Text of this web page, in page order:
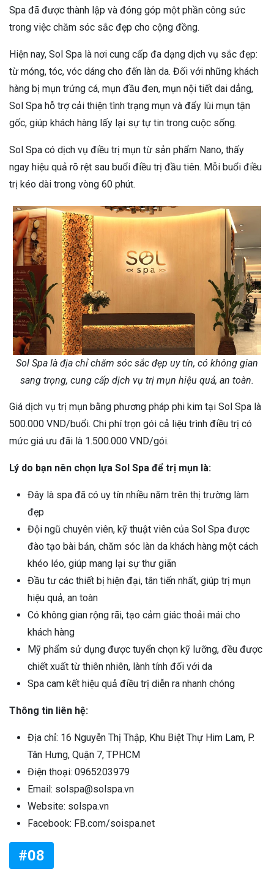
Spa đã được thành lập và đóng góp một phần công sức
trong việc chăm sóc sắc đẹp cho cộng đồng.
Hiện nay, Sol Spa là nơi cung cấp đa dạng dịch vụ sắc đẹp:
từ móng, tóc, vóc dáng cho đến làn da. Đối với những khách
hàng bị mụn trứng cá, mụn đầu đen, mụn nội tiết dai dẳng,
Sol Spa hỗ trợ cải thiện tình trạng mụn và đẩy lùi mụn tận
gốc, giúp khách hàng lấy lại sự tự tin trong cuộc sống.
Sol Spa có dịch vụ điều trị mụn từ sản phẩm Nano, thấy
ngay hiệu quả rõ rệt sau buổi điều trị đầu tiên. Mỗi buổi điều
trị kéo dài trong vòng 60 phút.
Sol Spa là địa chỉ chăm sóc sắc đẹp uy tín, có không gian
sang trọng, cung cấp dịch vụ trị mụn hiệu quả, an toàn.
Giá dịch vụ trị mụn bằng phương pháp phi kim tại Sol Spa là
500.000 VND/buổi. Chi phí trọn gói cả liệu trình điều trị có
mức giá ưu đãi là 1.500.000 VND/gói.
Lý do bạn nên chọn lựa Sol Spa để trị mụn là:
Đây là spa đã có uy tín nhiều năm trên thị trường làm
đẹp
Đội ngũ chuyên viên, kỹ thuật viên của Sol Spa được
đào tạo bài bản, chăm sóc làn da khách hàng một cách
khéo léo, giúp mang lại sự thư giãn
Đầu tư các thiết bị hiện đại, tân tiến nhất, giúp trị mụn
hiệu quả, an toàn
Có không gian rộng rãi, tạo cảm giác thoải mái cho
khách hàng
Mỹ phẩm sử dụng được tuyển chọn kỹ lưỡng, đều được
chiết xuất từ thiên nhiên, lành tính đối với da
Spa cam kết hiệu quả điều trị diễn ra nhanh chóng
Thông tin liên hệ:
Địa chỉ: 16 Nguyễn Thị Thập, Khu Biệt Thự Him Lam, P.
Tân Hưng, Quận 7, TPHCM
Điện thoại: 0965203979
Email: solspa@solspa.vn
Website: solspa.vn
Facebook: FB.com/soispa.net
#08